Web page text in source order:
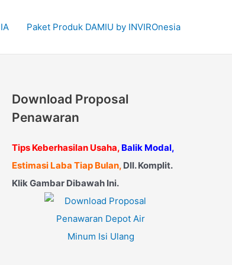
Paket Produk DAMIU by INVIROnesia
Download Proposal
Penawaran
Tips Keberhasilan Usaha, Balik Modal,
Estimasi Laba Tiap Bulan, Dll. Komplit.
Klik Gambar Dibawah Ini.